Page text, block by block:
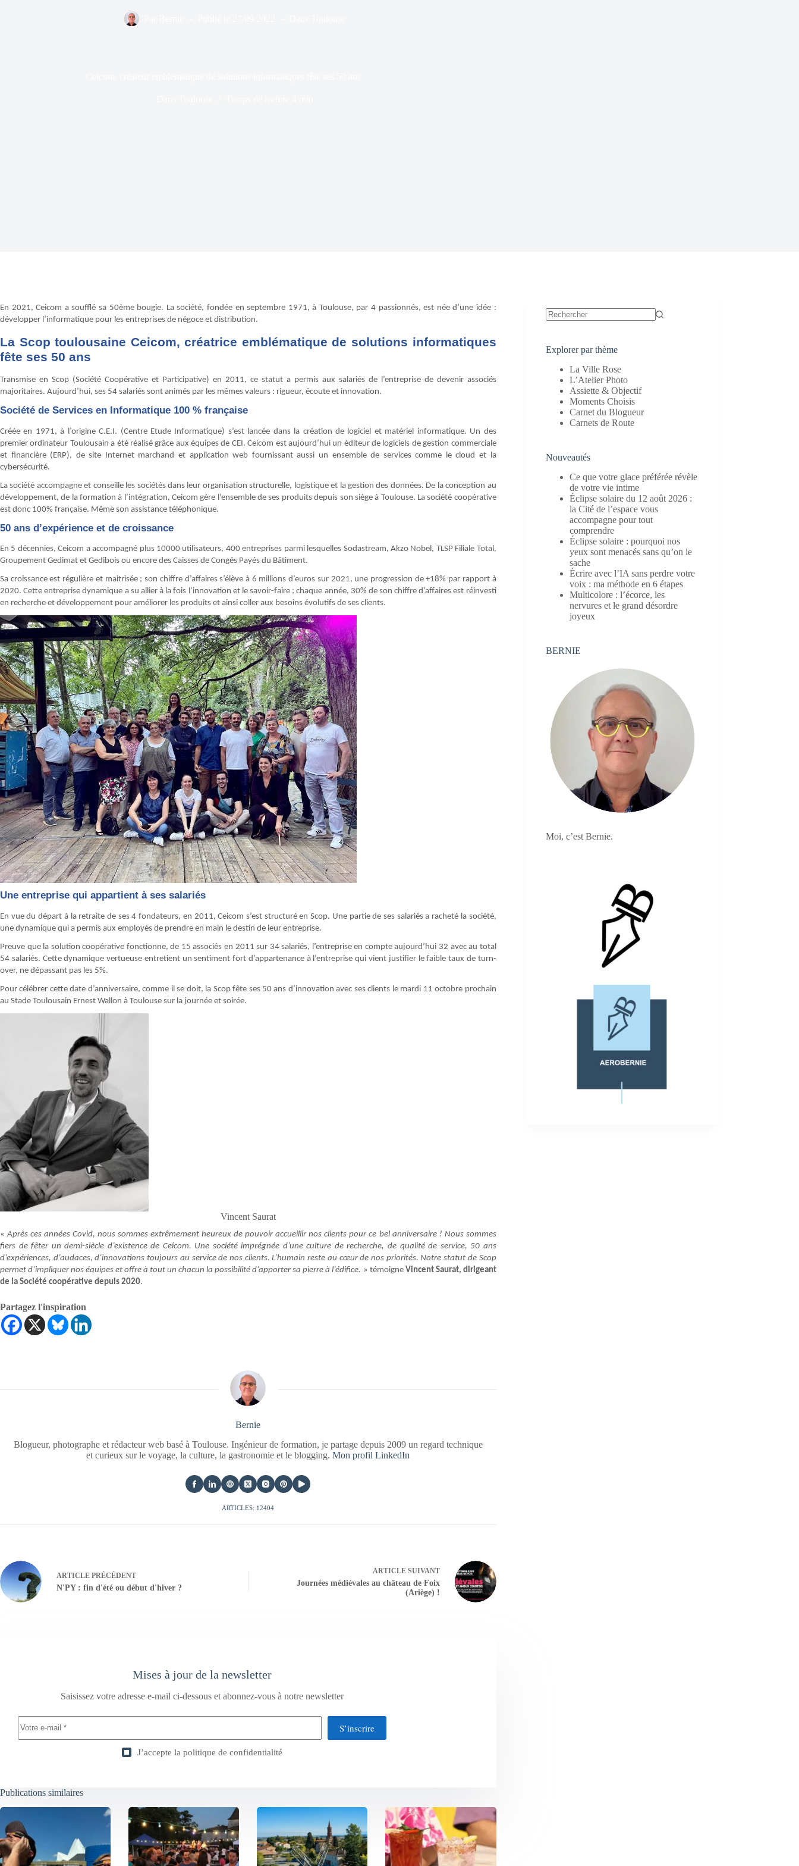
En 2021, Ceicom a soufflé sa 50ème bougie. La société, fondée en septembre 1971, à Toulouse, par 4 passionnés, est née d’une idée :
développer l’informatique pour les entreprises de négoce et distribution.
La Scop toulousaine Ceicom, créatrice emblématique de solutions informatiques
fête ses 50 ans
Transmise en Scop (Société Coopérative et Participative) en 2011, ce statut a permis aux salariés de l’entreprise de devenir associés
majoritaires. Aujourd’hui, ses 54 salariés sont animés par les mêmes valeurs : rigueur, écoute et innovation.
Société de Services en Informatique 100 % française
Créée en 1971, à l’origine C.E.I. (Centre Etude Informatique) s’est lancée dans la création de logiciel et matériel informatique. Un des
premier ordinateur Toulousain a été réalisé grâce aux équipes de CEI. Ceicom est aujourd’hui un éditeur de logiciels de gestion commerciale
et financière (ERP), de site Internet marchand et application web fournissant aussi un ensemble de services comme le cloud et la
cybersécurité.
La société accompagne et conseille les sociétés dans leur organisation structurelle, logistique et la gestion des données. De la conception au
développement, de la formation à l’intégration, Ceicom gère l’ensemble de ses produits depuis son siège à Toulouse. La société coopérative
est donc 100% française. Même son assistance téléphonique.
50 ans d’expérience et de croissance
En 5 décennies, Ceicom a accompagné plus 10000 utilisateurs, 400 entreprises parmi lesquelles Sodastream, Akzo Nobel, TLSP Filiale Total,
Groupement Gedimat et Gedibois ou encore des Caisses de Congés Payés du Bâtiment.
Sa croissance est régulière et maitrisée ; son chiffre d’affaires s’élève à 6 millions d’euros sur 2021, une progression de +18% par rapport à
2020. Cette entreprise dynamique a su allier à la fois l’innovation et le savoir-faire ; chaque année, 30% de son chiffre d’affaires est réinvesti
en recherche et développement pour améliorer les produits et ainsi coller aux besoins évolutifs de ses clients.
Une entreprise qui appartient à ses salariés
En vue du départ à la retraite de ses 4 fondateurs, en 2011, Ceicom s’est structuré en Scop. Une partie de ses salariés a racheté la société,
une dynamique qui a permis aux employés de prendre en main le destin de leur entreprise.
Preuve que la solution coopérative fonctionne, de 15 associés en 2011 sur 34 salariés, l’entreprise en compte aujourd’hui 32 avec au total
54 salariés. Cette dynamique vertueuse entretient un sentiment fort d’appartenance à l’entreprise qui vient justifier le faible taux de turn-
over, ne dépassant pas les 5%.
Pour célébrer cette date d’anniversaire, comme il se doit, la Scop fête ses 50 ans d’innovation avec ses clients le mardi 11 octobre prochain
au Stade Toulousain Ernest Wallon à Toulouse sur la journée et soirée.
Vincent Saurat
«Après ces années Covid, nous sommes extrêmement heureux de pouvoir accueillir nos clients pour ce bel anniversaire ! Nous sommes
fiers de fêter un demi-siècle d’existence de Ceicom. Une société imprégnée d’une culture de recherche, de qualité de service, 50 ans
d’expériences, d’audaces, d’innovations toujours au service de nos clients. L’humain reste au cœur de nos priorités. Notre statut de Scop
permet d’impliquer nos équipes et offre à tout un chacun la possibilité d’apporter sa pierre à l’édifice. » témoigne Vincent Saurat, dirigeant
de la Société coopérative depuis 2020.
Partagez l'inspiration
Bernie
Blogueur, photographe et rédacteur web basé à Toulouse. Ingénieur de formation, je partage depuis 2009 un regard technique
et curieux sur le voyage, la culture, la gastronomie et le blogging.Mon profil LinkedIn
ARTICLES: 12404
ARTICLE PRÉCÉDENT
N'PY : fin d'été ou début d'hiver ?
ARTICLESUIVANT
Journées médiévales au château de Foix
(Ariège) !
Mises à jour de la newsletter
Saisissez votre adresse e-mail ci-dessous et abonnez-vous à notre newsletter
S’inscrire
J’accepte la politique de confidentialité
Publications similaires
Explorer par thème
La Ville Rose
L’Atelier Photo
Assiette & Objectif
Moments Choisis
Carnet du Blogueur
Carnets de Route
Nouveautés
Ce que votre glace préférée révèle
de votre vie intime
Éclipse solaire du 12 août 2026 :
la Cité de l’espace vous
accompagne pour tout
comprendre
Éclipse solaire : pourquoi nos
yeux sont menacés sans qu’on le
sache
Écrire avec l’IA sans perdre votre
voix : ma méthode en 6 étapes
Multicolore : l’écorce, les
nervures et le grand désordre
joyeux
BERNIE
Moi, c’est Bernie.